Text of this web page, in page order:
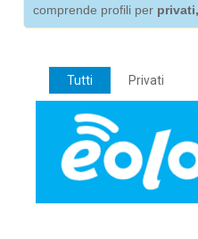
comprende profili per
Tutti Privati